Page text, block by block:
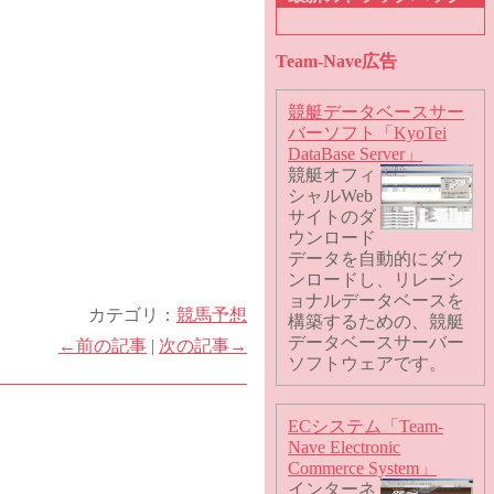
カテゴリ： 競馬予想
←前の記事 | 次の記事→
Team-Nave広告
競艇データベースサー
バーソフト「KyoTei
DataBase Server」
競艇オフィ
シャルWeb
サイトのダ
ウンロード
データを自動的にダウ
ンロードし、リレーシ
ョナルデータベースを
構築するための、競艇
データベースサーバー
ソフトウェアです。
ECシステム「Team-
Nave Electronic
Commerce System」
インターネ